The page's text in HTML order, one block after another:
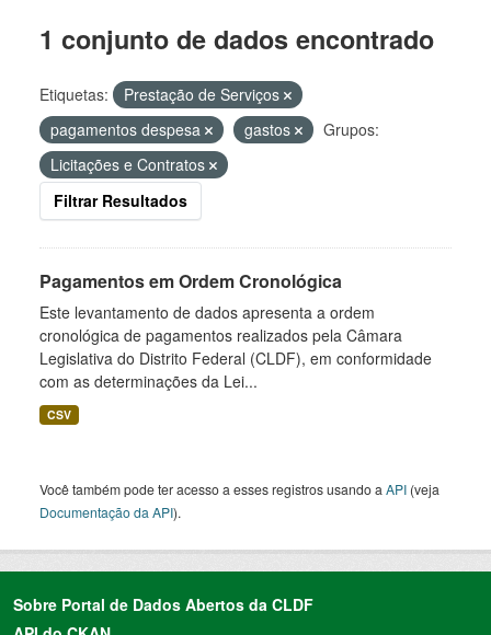
1 conjunto de dados encontrado
Etiquetas:
Prestação de Serviços
pagamentos despesa
gastos
Grupos:
Licitações e Contratos
Filtrar Resultados
Pagamentos em Ordem Cronológica
Este levantamento de dados apresenta a ordem
cronológica de pagamentos realizados pela Câmara
Legislativa do Distrito Federal (CLDF), em conformidade
com as determinações da Lei...
CSV
Você também pode ter acesso a esses registros usando a API (veja
Documentação da API).
Sobre Portal de Dados Abertos da CLDF